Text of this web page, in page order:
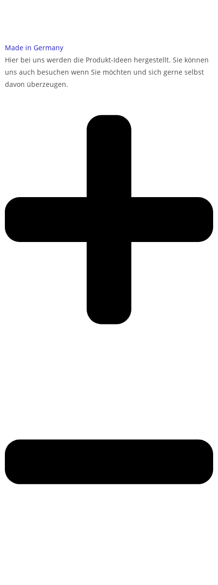
Made in Germany
Hier bei uns werden die Produkt-Ideen hergestellt. Sie können
uns auch besuchen wenn Sie möchten und sich gerne selbst
davon überzeugen.